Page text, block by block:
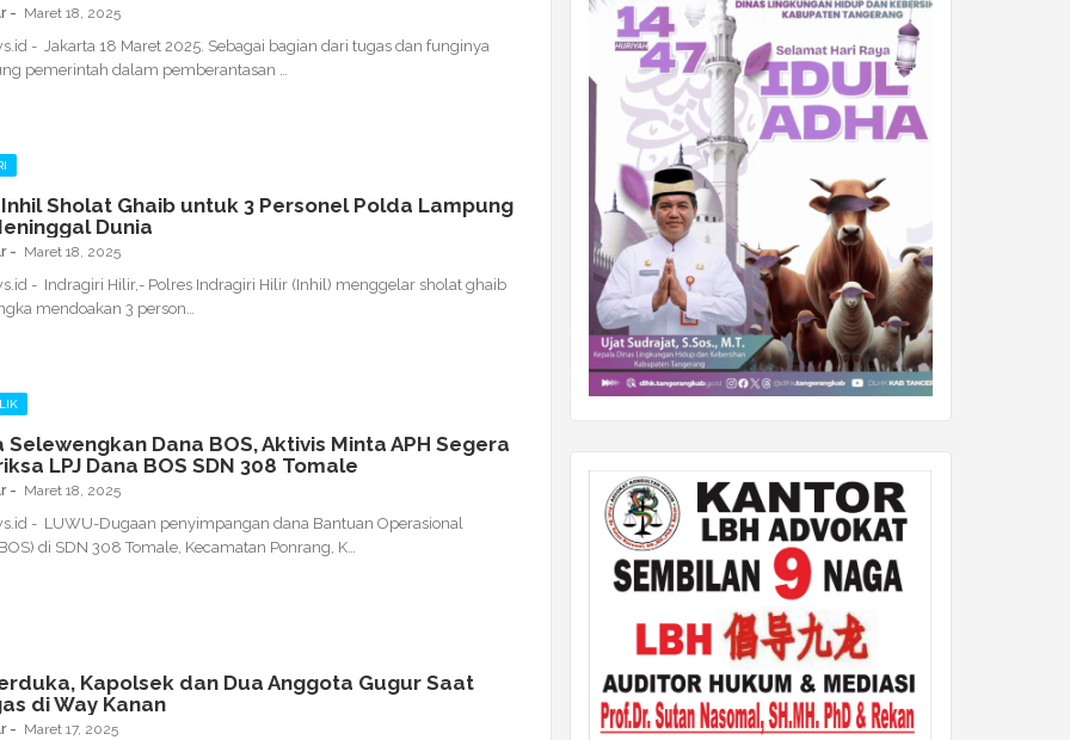
Maret 18, 2025
- Jakarta 18 Maret 2025. Sebagai bagian dari tugas dan funginya
pemerintah dalam pemberantasan …
Sholat Ghaib untuk 3 Personel Polda Lampung
Dunia
Maret 18, 2025
- Indragiri Hilir,- Polres Indragiri Hilir (Inhil) menggelar sholat ghaib
mendoakan 3 person…
Selewengkan Dana BOS, Aktivis Minta APH Segera
Memeriksa LPJ Dana BOS SDN 308 Tomale
Maret 18, 2025
- LUWU-Dugaan penyimpangan dana Bantuan Operasional
di SDN 308 Tomale, Kecamatan Ponrang, K…
Kapolsek dan Dua Anggota Gugur Saat
di Way Kanan
Maret 17, 2025